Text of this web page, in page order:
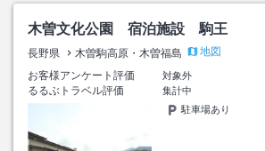
木曽文化公園 宿泊施設 駒王
長野県 木曽駒高原・木曽福島
地図
お客様アンケート評価
対象外
るるぶトラベル評価
集計中
駐車場あり